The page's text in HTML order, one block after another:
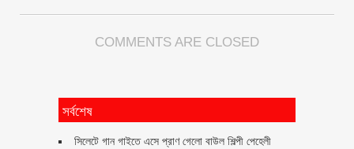
COMMENTS ARE CLOSED
সর্বশেষ
সিলেটে গান গাইতে এসে প্রাণ গেলো বাউল শিল্পী পেহেলী